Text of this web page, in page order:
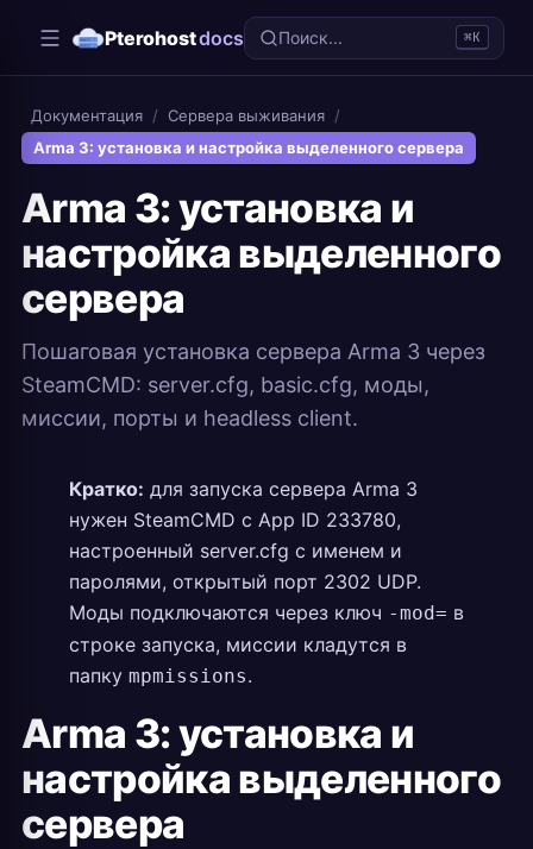
Pterohostdocs Поиск... ⌘K
Документация / Сервера выживания /
Arma 3: установка и настройка выделенного сервера
Arma 3: установка и
настройка выделенного
сервера
Пошаговая установка сервера Arma 3 через
SteamCMD: server.cfg, basic.cfg, моды,
миссии, порты и headless client.
Кратко: для запуска сервера Arma 3
нужен SteamCMD с App ID 233780,
настроенный server.cfg с именем и
паролями, открытый порт 2302 UDP.
Моды подключаются через ключ -mod= в
строке запуска, миссии кладутся в
папку mpmissions.
Arma 3: установка и
настройка выделенного
сервера